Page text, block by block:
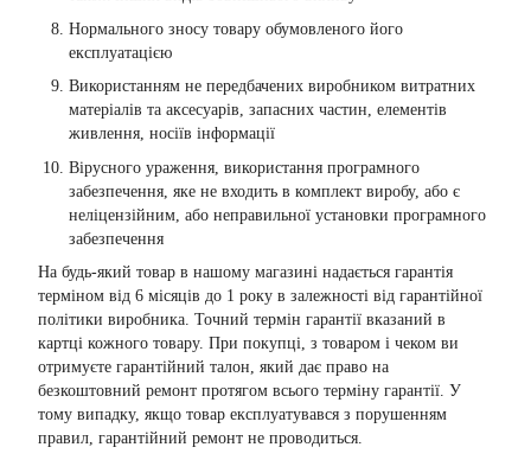
Нормального зносу товару обумовленого його
експлуатацією
Використанням не передбачених виробником витратних
матеріалів та аксесуарів, запасних частин, елементів
живлення, носіїв інформації
Вірусного ураження, використання програмного
забезпечення, яке не входить в комплект виробу, або є
неліцензійним, або неправильної установки програмного
забезпечення
На будь-який товар в нашому магазині надається гарантія
терміном від 6 місяців до 1 року в залежності від гарантійної
політики виробника. Точний термін гарантії вказаний в
картці кожного товару. При покупці, з товаром і чеком ви
отримуєте гарантійний талон, який дає право на
безкоштовний ремонт протягом всього терміну гарантії. У
тому випадку, якщо товар експлуатувався з порушенням
правил, гарантійний ремонт не проводиться.